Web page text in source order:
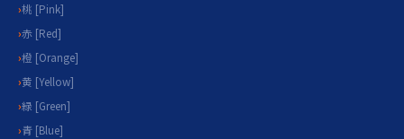
桃 [Pink]
赤 [Red]
橙 [Orange]
黄 [Yellow]
緑 [Green]
青 [Blue]